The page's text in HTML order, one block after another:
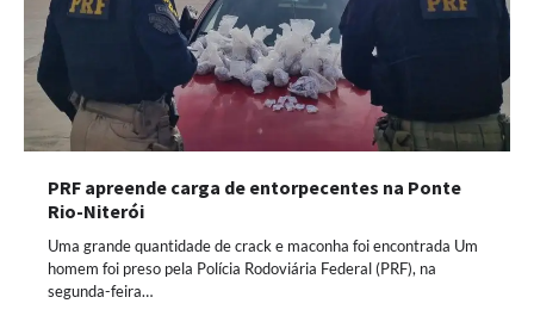
PRF apreende carga de entorpecentes na Ponte
Rio-Niterói
Uma grande quantidade de crack e maconha foi encontrada Um
homem foi preso pela Polícia Rodoviária Federal (PRF), na
segunda-feira…